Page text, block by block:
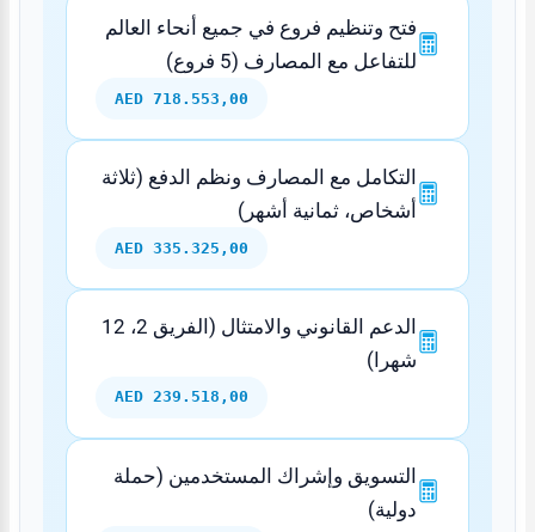
فتح وتنظيم فروع في جميع أنحاء العالم
للتفاعل مع المصارف (5 فروع)
718.553,00 AED
التكامل مع المصارف ونظم الدفع (ثلاثة
أشخاص، ثمانية أشهر)
335.325,00 AED
الدعم القانوني والامتثال (الفريق 2، 12
شهرا)
239.518,00 AED
التسويق وإشراك المستخدمين (حملة
دولية)